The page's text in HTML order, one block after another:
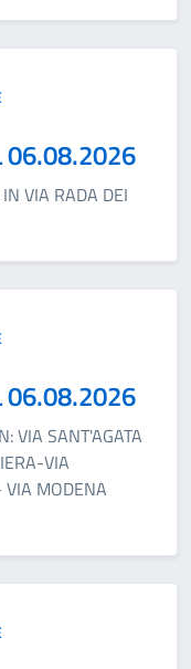
06.08.2026
VIA RADA DEI
06.08.2026
VIA SANT'AGATA
VIA
VIA MODENA